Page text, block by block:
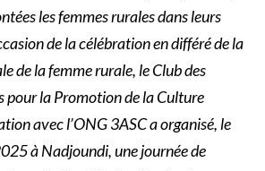
les femmes rurales dans leurs
de la célébration en différé de la
de la femme rurale, le Club des
pour la Promotion de la Culture
avec l’ONG 3ASC a organisé, le
à Nadjoundi, une journée de